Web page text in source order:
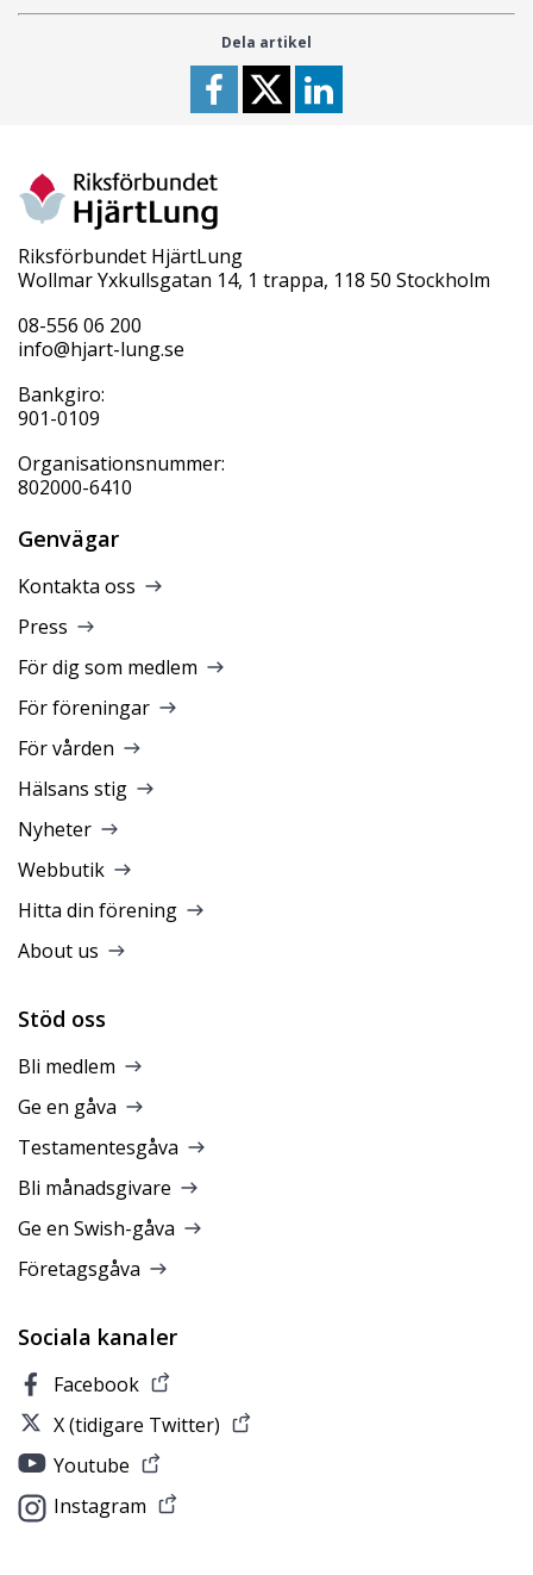
Dela artikel
Riksförbundet HjärtLung
Wollmar Yxkullsgatan 14, 1 trappa, 118 50 Stockholm
08-556 06 200
info@hjart-lung.se
Bankgiro:
901-0109
Organisationsnummer:
802000-6410
Genvägar
Kontakta oss
Press
För dig som medlem
För föreningar
För vården
Hälsans stig
Nyheter
Webbutik
Hitta din förening
About us
Stöd oss
Bli medlem
Ge en gåva
Testamentesgåva
Bli månadsgivare
Ge en Swish-gåva
Företagsgåva
Sociala kanaler
Facebook
X (tidigare Twitter)
Youtube
Instagram